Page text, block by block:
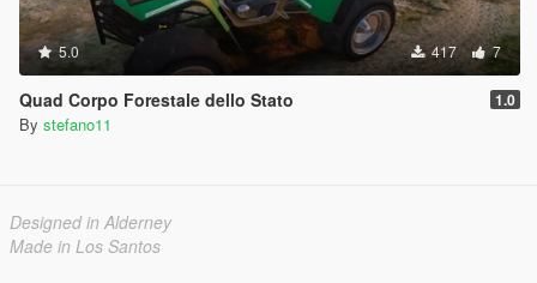
5.0 417 7
Quad Corpo Forestale dello Stato 1.0
By stefano11
Designed in Alderney
Made in Los Santos